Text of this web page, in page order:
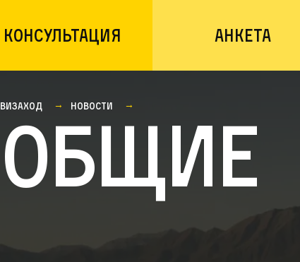
Консультация Анкета
Визаход Новости
Общие